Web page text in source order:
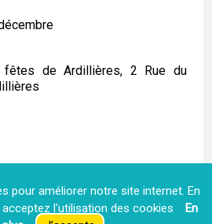
de Ardillières, 2 Rue du
de Communes Aunis
avenue Martin Luther King,
pour améliorer notre site internet. En
l′utilisation des cookies
En